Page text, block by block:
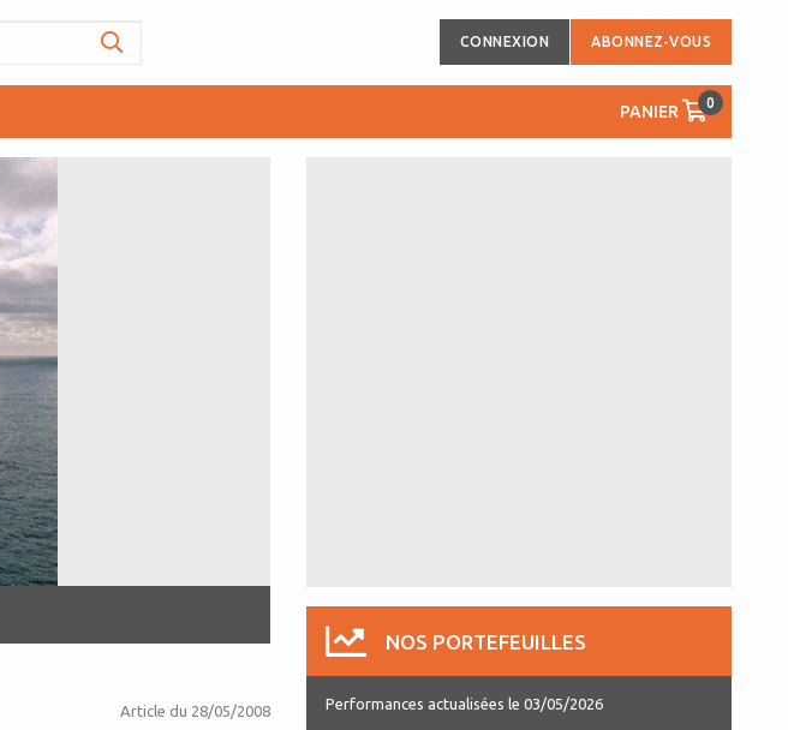
CONNEXION ABONNEZ-VOUS
PANIER 0
Article du 28/05/2008
NOS PORTEFEUILLES
Performances actualisées le 03/05/2026